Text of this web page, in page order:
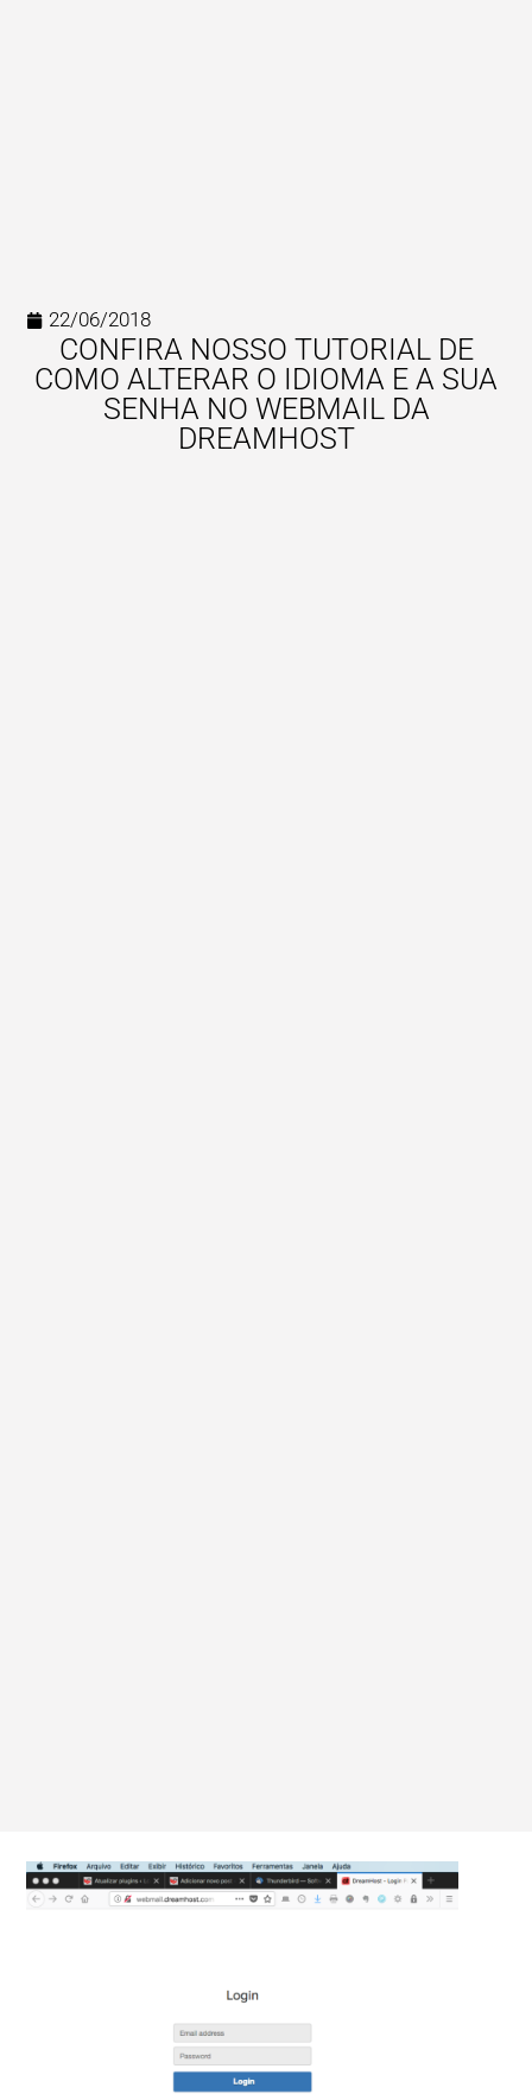
22/06/2018
CONFIRA NOSSO TUTORIAL DE
COMO ALTERAR O IDIOMA E A SUA
SENHA NO WEBMAIL DA
DREAMHOST